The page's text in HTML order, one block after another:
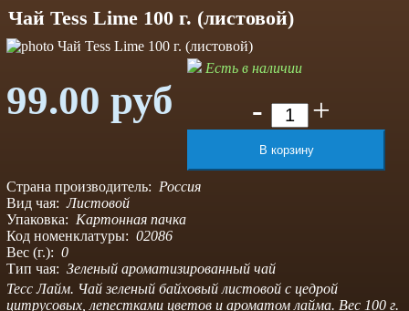
Чай Tess Lime 100 г. (листовой)
99.00 руб
Есть в наличии
- +
Страна производитель: Россия
Вид чая: Листовой
Упаковка: Картонная пачка
Код номенклатуры: 02086
Вес (г.): 0
Тип чая: Зеленый ароматизированный чай
Тесс Лайм. Чай зеленый байховый листовой с цедрой
цитрусовых, лепестками цветов и ароматом лайма. Вес 100 г.